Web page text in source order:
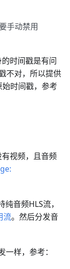
手动禁用
时间戳是有问
不对，所以提供
时间戳，参考
有视频，且音频
音频HLS流，
流。然后分发音
样，参考：